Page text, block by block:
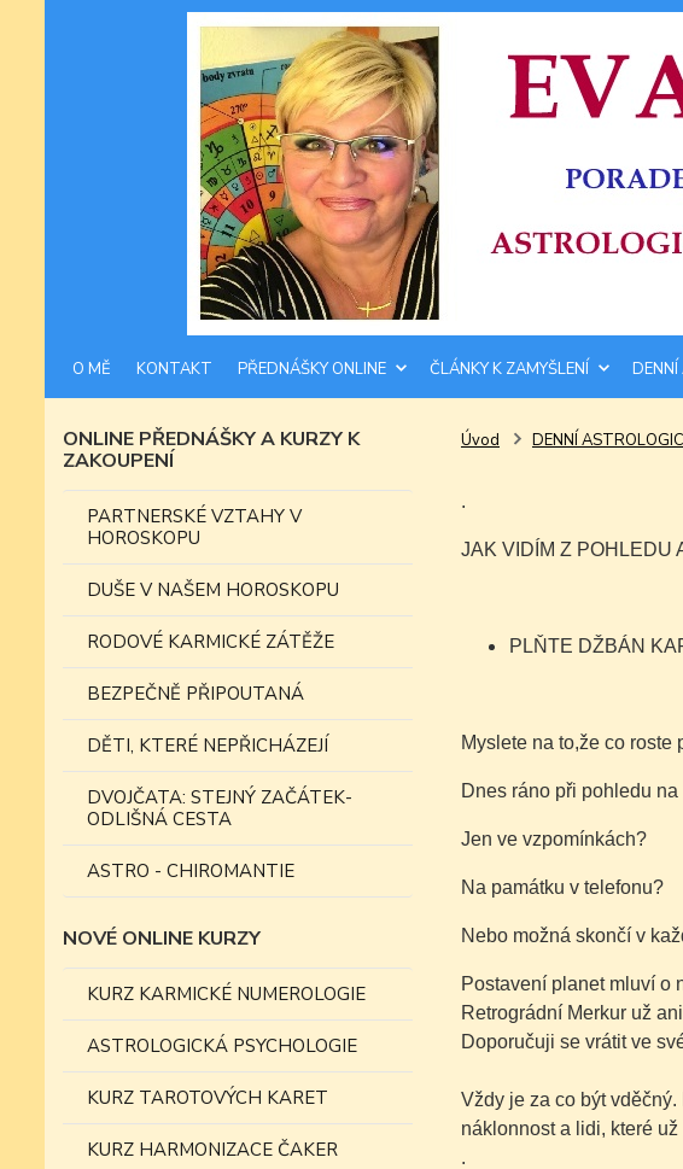
O MĚ KONTAKT PŘEDNÁŠKY ONLINE ČLÁNKY K ZAMYŠLENÍ
ONLINE PŘEDNÁŠKY A KURZY K
ZAKOUPENÍ
PARTNERSKÉ VZTAHY V
HOROSKOPU
DUŠE V NAŠEM HOROSKOPU
RODOVÉ KARMICKÉ ZÁTĚŽE
BEZPEČNĚ PŘIPOUTANÁ
DĚTI, KTERÉ NEPŘICHÁZEJÍ
DVOJČATA: STEJNÝ ZAČÁTEK-
ODLIŠNÁ CESTA
ASTRO - CHIROMANTIE
NOVÉ ONLINE KURZY
KURZ KARMICKÉ NUMEROLOGIE
ASTROLOGICKÁ PSYCHOLOGIE
KURZ TAROTOVÝCH KARET
KURZ HARMONIZACE ČAKER
Úvod DENNÍ
.
JAK VIDÍM Z POHLEDU
PLŇTE DŽBÁN
Myslete na to,že co roste
Dnes ráno při pohledu
Jen ve vzpomínkách?
Na památku v telefonu?
Nebo možná skončí v
Postavení planet mluví o
Retrográdní Merkur už
Doporučuji se vrátit ve
Vždy je za co být
náklonnost a lidi, které
.